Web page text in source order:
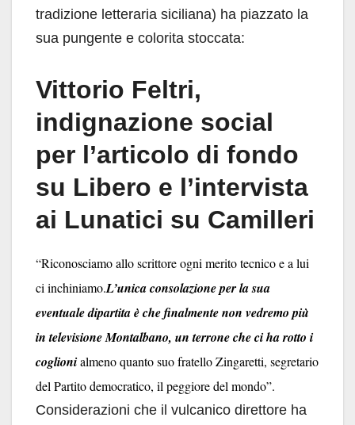
tradizione letteraria siciliana) ha piazzato la
sua pungente e colorita stoccata:
Vittorio Feltri,
indignazione social
per l’articolo di fondo
su Libero e l’intervista
ai Lunatici su Camilleri
“Riconosciamo allo scrittore ogni merito tecnico e a lui
ci inchiniamo.L’unica consolazione per la sua
eventuale dipartita è che finalmente non vedremo più
in televisione Montalbano, un terrone che ci ha rotto i
coglionialmeno quanto suo fratello Zingaretti, segretario
del Partito democratico, il peggiore del mondo”.
Considerazioni che il vulcanico direttore ha